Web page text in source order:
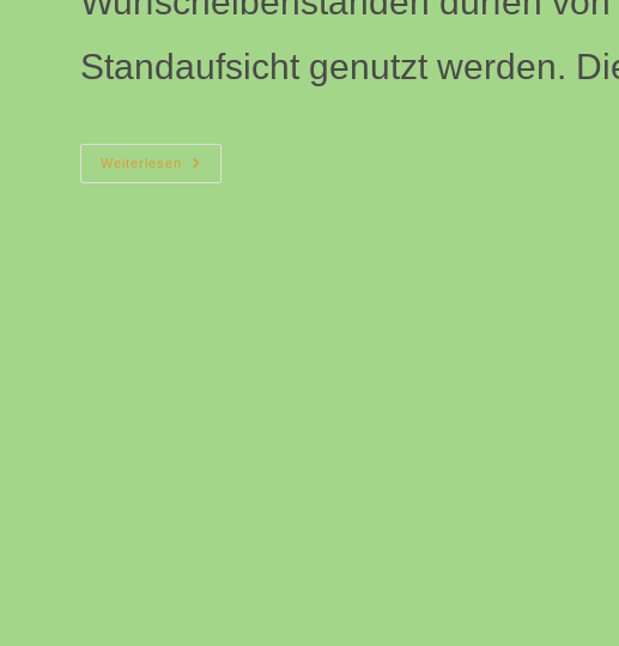
Standaufsicht genutzt werden.
Weiterlesen
Corona-
Regeln